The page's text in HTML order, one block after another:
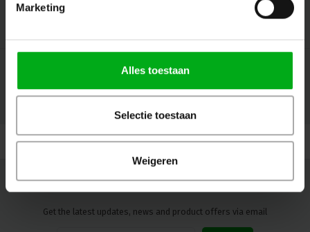
Marketing
Alles toestaan
Selectie toestaan
Weigeren
My account
© Copyright 2026 Megalight sa/nv - Theme by
Get the latest updates, news and product offers via email